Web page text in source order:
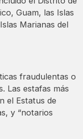
Guam, las Islas
Marianas del
fraudulentas o
Las estafas más
el Estatus de
y “notarios